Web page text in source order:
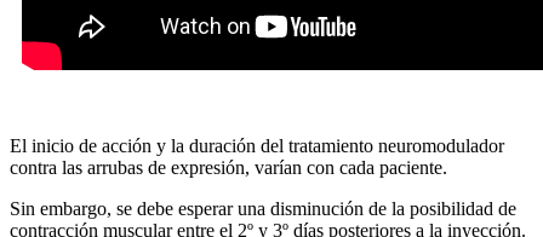
El inicio de acción y la duración del tratamiento neuromodulador
contra las arrubas de expresión, varían con cada paciente.
Sin embargo, se debe esperar una disminución de la posibilidad de
contracción muscular entre el 2º y 3º días posteriores a la inyección.